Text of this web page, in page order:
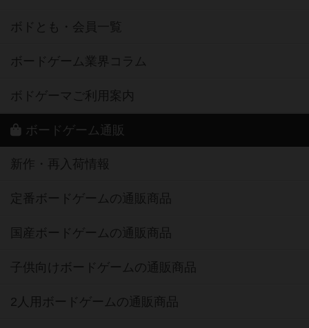
ボドとも・会員一覧
ボードゲーム業界コラム
ボドゲーマご利用案内
ボードゲーム通販
新作・再入荷情報
定番ボードゲームの通販商品
国産ボードゲームの通販商品
子供向けボードゲームの通販商品
2人用ボードゲームの通販商品